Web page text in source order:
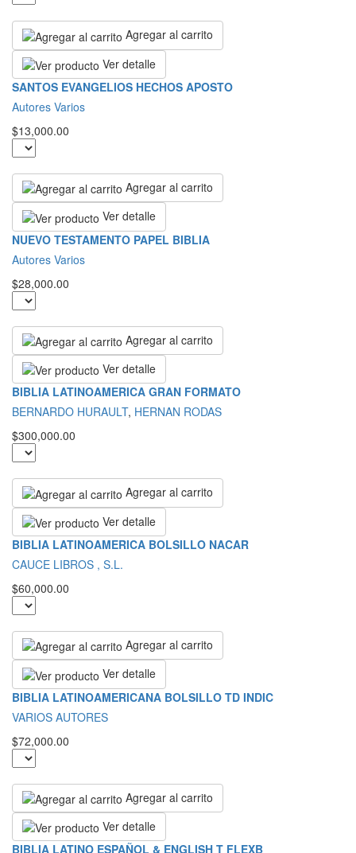
Agregar al carrito
Ver detalle
SANTOS EVANGELIOS HECHOS APOSTO
Autores Varios
$13,000.00
Agregar al carrito
Ver detalle
NUEVO TESTAMENTO PAPEL BIBLIA
Autores Varios
$28,000.00
Agregar al carrito
Ver detalle
BIBLIA LATINOAMERICA GRAN FORMATO
BERNARDO HURAULT, HERNAN RODAS
$300,000.00
Agregar al carrito
Ver detalle
BIBLIA LATINOAMERICA BOLSILLO NACAR
CAUCE LIBROS , S.L.
$60,000.00
Agregar al carrito
Ver detalle
BIBLIA LATINOAMERICANA BOLSILLO TD INDIC
VARIOS AUTORES
$72,000.00
Agregar al carrito
Ver detalle
BIBLIA LATINO ESPAÑOL & ENGLISH T FLEXB